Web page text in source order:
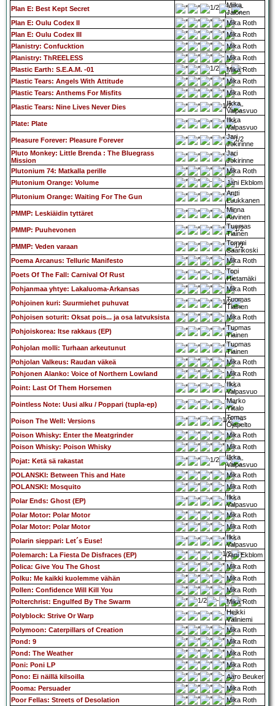
Plan E: Best Kept Secret
Miika
Jalonen
Plan E: Oulu Codex II
Mika Roth
Plan E: Oulu Codex III
Mika Roth
Planistry: Confucktion
Mika Roth
Planistry: ThREELESS
Mika Roth
Plastic Earth: S.E.A.M. -01
Mika Roth
Plastic Tears: Angels With Attitude
Mika Roth
Plastic Tears: Anthems For Misfits
Mika Roth
Plastic Tears: Nine Lives Never Dies
Ilkka
Valpasvuo
Plate: Plate
Ilkka
Valpasvuo
Pleasure Forever: Pleasure Forever
Jari
Jokirinne
Pluto Monkey: Little Brenda : The Bluegrass
Mission
Jari
Jokirinne
Plutonium 74: Matkalla perille
Mika Roth
Plutonium Orange: Volume
Jani Ekblom
Plutonium Orange: Waiting For The Gun
Antti
Luukkanen
PMMP: Leskiäidin tyttäret
Minna
Auvinen
PMMP: Puuhevonen
Tuomas
Tiainen
PMMP: Veden varaan
Tommi
Saarikoski
Poema Arcanus: Telluric Manifesto
Mika Roth
Poets Of The Fall: Carnival Of Rust
Toni
Hietamäki
Pohjanmaa yhtye: Lakaluoma-Arkansas
Mika Roth
Pohjoinen kuri: Suurmiehet puhuvat
Tuomas
Tiainen
Pohjoisen soturit: Oksat pois... ja osa latvuksista
Mika Roth
Pohjoiskorea: Itse rakkaus (EP)
Tuomas
Tiainen
Pohjolan molli: Turhaan arkeutunut
Tuomas
Tiainen
Pohjolan Valkeus: Raudan väkeä
Mika Roth
Pohjonen Alanko: Voice of Northern Lowland
Mika Roth
Point: Last Of Them Horsemen
Ilkka
Valpasvuo
Pointless Note: Uusi alku / Poppari (tupla-ep)
Marko
Ylitalo
Poison The Well: Versions
Tomas
Ojapelto
Poison Whisky: Enter the Meatgrinder
Mika Roth
Poison Whisky: Poison Whisky
Mika Roth
Pojat: Ketä sä rakastat
Ilkka
Valpasvuo
POLANSKI: Between This and Hate
Mika Roth
POLANSKI: Mosquito
Mika Roth
Polar Ends: Ghost (EP)
Ilkka
Valpasvuo
Polar Motor: Polar Motor
Mika Roth
Polar Motor: Polar Motor
Mika Roth
Polarin sieppari: Let´s Euse!
Ilkka
Valpasvuo
Polemarch: La Fiesta De Disfraces (EP)
Jani Ekblom
Polica: Give You The Ghost
Mika Roth
Polku: Me kaikki kuolemme vähän
Mika Roth
Pollen: Confidence Will Kill You
Mika Roth
Polterchrist: Engulfed By The Swarm
Mika Roth
Polyblock: Strive Or Warp
Heikki
Väliniemi
Polymoon: Caterpillars of Creation
Mika Roth
Pond: 9
Mika Roth
Pond: The Weather
Mika Roth
Poni: Poni LP
Mika Roth
Pono: Ei näillä kilsoilla
Aaro Beuker
Pooma: Persuader
Mika Roth
Poor Fellas: Streets of Desolation
Mika Roth